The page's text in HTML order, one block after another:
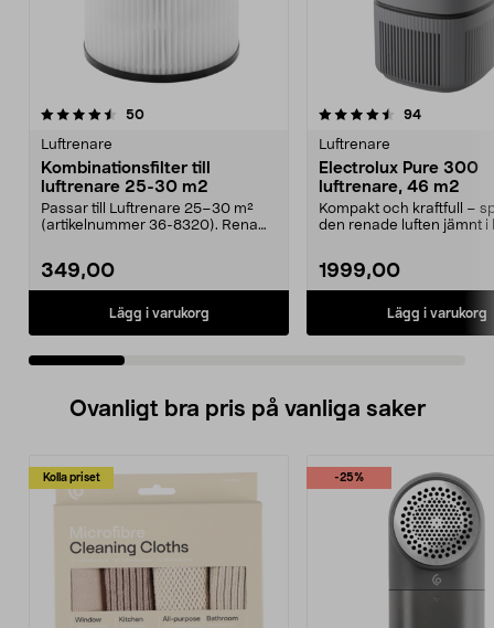
50recensioner
Luftrenare
Kombinationsfilter till
luftrenare 25-30 m2
Passar till Luftrenare 25–30 m²
(artikelnummer 36-8320). Rena
349,00
Lägg i varukorg
4.5 av 5 stjärnor 94recensioner
Luftrenare
Electrolux Pure 300
luftrenare, 46 m2
Kompakt och kraftfull –
den renade luften jämnt i
1999,00
Lägg i varukorg
5.0 av 5 stjärnor
Ovanligt bra pris på vanliga saker
Kolla priset -25%